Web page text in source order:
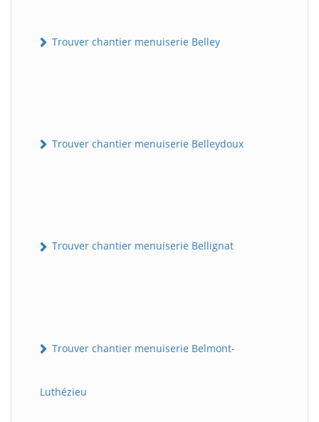
Trouver chantier menuiserie Belley
Trouver chantier menuiserie Belleydoux
Trouver chantier menuiserie Bellignat
Trouver chantier menuiserie Belmont-
Luthézieu